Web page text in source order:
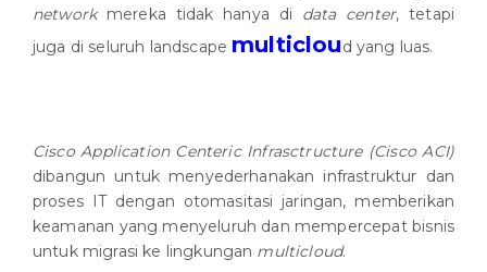
networkmereka tidak hanya di data center, tetapi
juga di seluruh landscape multicloud yang luas.
Cisco Application Centeric Infrasctructure (Cisco ACI)
dibangun untuk menyederhanakan infrastruktur dan
proses IT dengan otomasitasi jaringan, memberikan
keamanan yang menyeluruh dan mempercepat bisnis
untuk migrasi ke lingkungan multicloud.